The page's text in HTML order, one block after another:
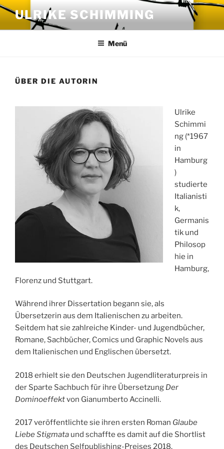
Zum
Inhalt
springen
ULRIKE SCHIMMING
Menü
ÜBER DIE AUTORIN
Ulrike
Schimmi
ng (*1967
in
Hamburg
)
studierte
Italianisti
k,
Germanis
tik und
Philosop
hie in
Hamburg,
Florenz und Stuttgart.
Während ihrer Dissertation begann sie, als
Übersetzerin aus dem Italienischen zu arbeiten.
Seitdem hat sie zahlreiche Kinder- und Jugendbücher,
Romane, Sachbücher, Comics und Graphic Novels aus
dem Italienischen und Englischen übersetzt.
2018 erhielt sie den Deutschen Jugendliteraturpreis in
der Sparte Sachbuch für ihre Übersetzung Der
Dominoeffektvon Gianumberto Accinelli.
2017 veröffentlichte sie ihren ersten Roman Glaube
Liebe Stigmata und schaffte es damit auf die Shortlist
des Deutschen Selfpublishing-Preises 2018.